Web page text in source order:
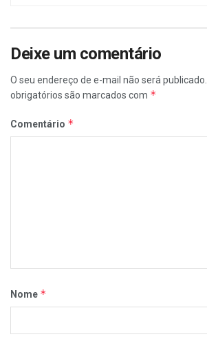
Deixe um comentário
O seu endereço de e-mail não será publicado.
obrigatórios são marcados com *
Comentário *
Nome *